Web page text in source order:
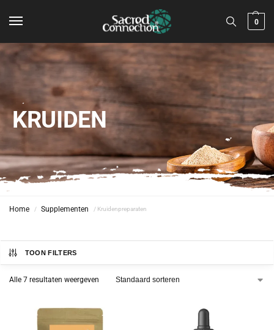
0
KRUIDEN
Home / Supplementen / Kruidenpreparaten
TOON FILTERS
Alle 7 resultaten weergeven